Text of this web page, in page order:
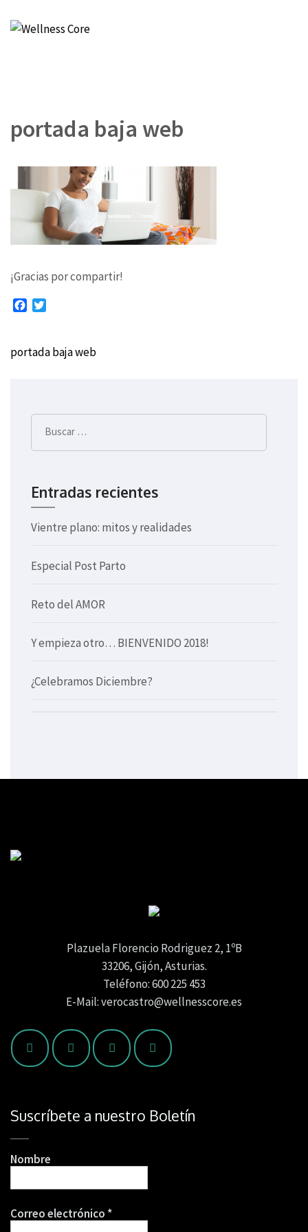
portada baja web
¡Gracias por compartir!
Facebook
portada baja web
Buscar:
Entradas recientes
Vientre plano: mitos y realidades
Especial Post Parto
Reto del AMOR
Y empieza otro… BIENVENIDO 2018!
¿Celebramos Diciembre?
Plazuela Florencio Rodriguez 2, 1ºB
33206, Gijón, Asturias.
Teléfono: 600 225 453
E-Mail: verocastro@wellnesscore.es
Suscríbete a nuestro Boletín
Nombre
Correo electrónico *